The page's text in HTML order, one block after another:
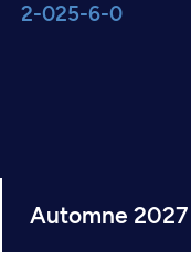
2-025-6-0
Automne 2027